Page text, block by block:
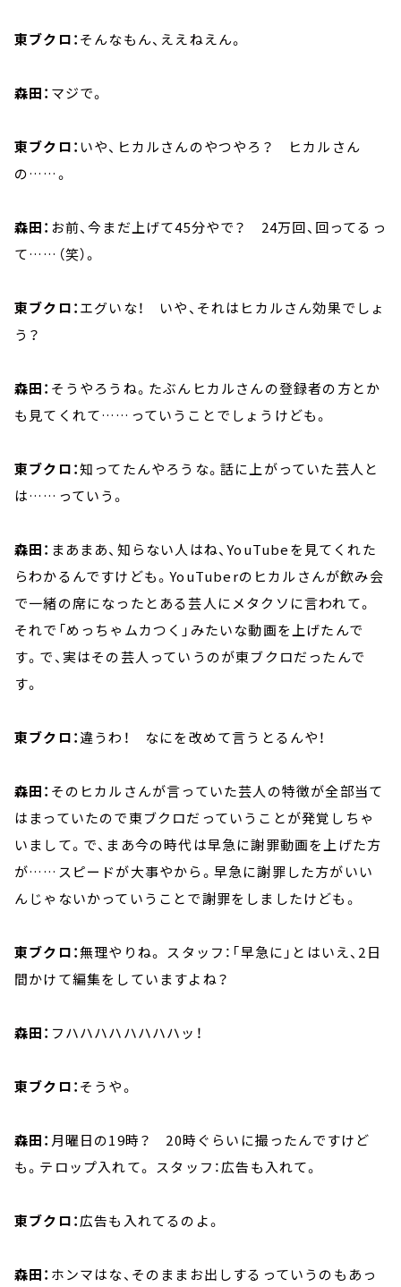
東ブクロ：そんなもん、ええねえん。
森田： マジで。
東ブクロ： いや、ヒカルさんのやつやろ？ ヒカルさん
の……。
森田： お前、今まだ上げて45分やで？ 24万回、回ってるっ
て……（笑）。
東ブクロ：エグいな！ いや、それはヒカルさん効果でしょ
う？
森田： そうやろうね。たぶんヒカルさんの登録者の方とか
も見てくれて……っていうことでしょうけども。
東ブクロ：知ってたんやろうな。話に上がっていた芸人と
は……っていう。
森田： まあまあ、知らない人はね、YouTubeを見てくれた
らわかるんですけども。YouTuberのヒカルさんが飲み会
で一緒の席になったとある芸人にメタクソに言われて。
それで「めっちゃムカつく」みたいな動画を上げたんで
す。で、実はその芸人っていうのが東ブクロだったんで
す。
東ブクロ：違うわ！ なにを改めて言うとるんや！
森田： そのヒカルさんが言っていた芸人の特徴が全部当て
はまっていたので東ブクロだっていうことが発覚しちゃ
いまして。で、まあ今の時代は早急に謝罪動画を上げた方
が……スピードが大事やから。早急に謝罪した方がいい
んじゃないかっていうことで謝罪をしましたけども。
東ブクロ：無理やりね。 スタッフ：「早急に」とはいえ、2日
間かけて編集をしていますよね？
森田： フハハハハハハハハッ！
東ブクロ：そうや。
森田： 月曜日の19時？ 20時ぐらいに撮ったんですけど
も。テロップ入れて。 スタッフ：広告も入れて。
東ブクロ：広告も入れてるのよ。
森田： ホンマはな、そのままお出しするっていうのもあっ